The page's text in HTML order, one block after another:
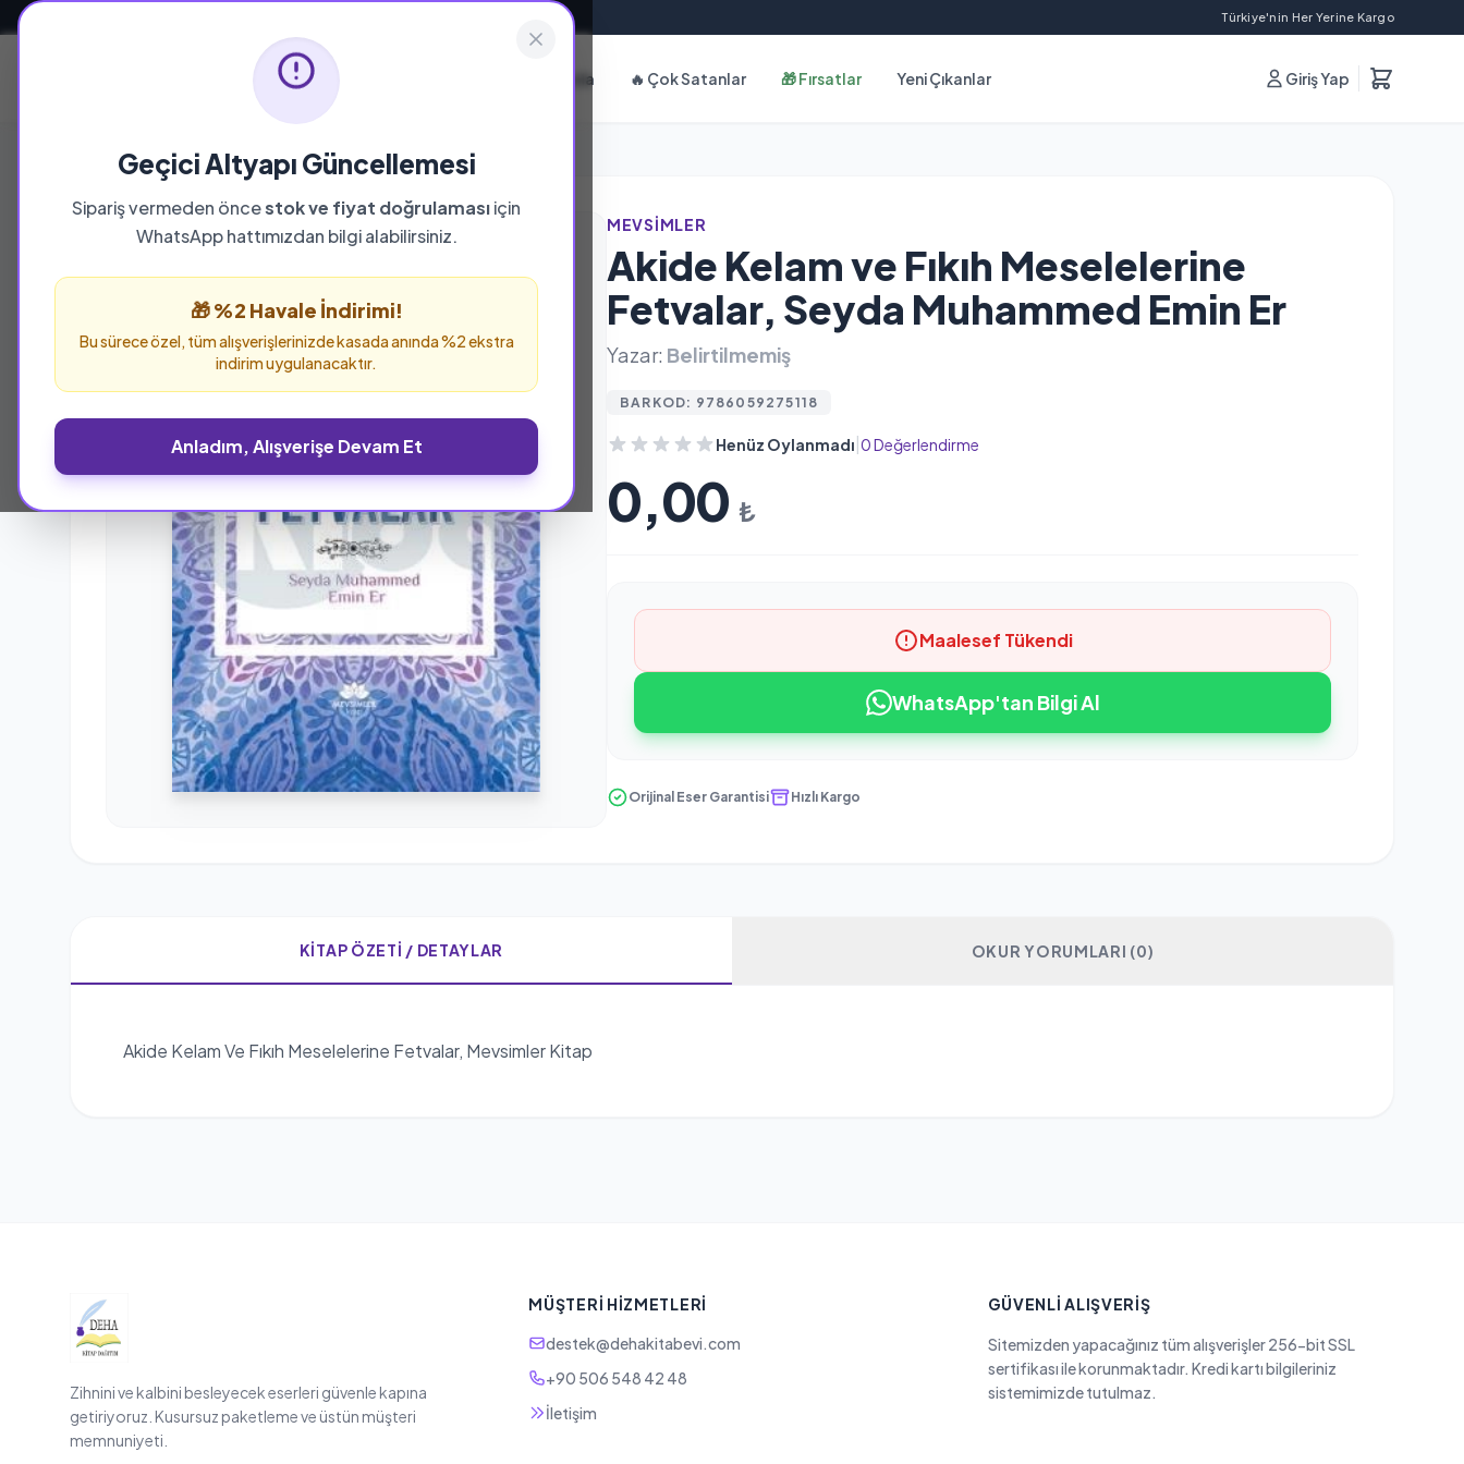
Geçici Altyapı Güncellemesi
Sipariş vermeden öncestok ve fiyat doğrulamasıiçin
WhatsApp hattımızdan bilgi alabilirsiniz.
🎁 %2 Havale İndirimi!
Bu sürece özel, tüm alışverişlerinizde kasada anında %2 ekstra
indirim uygulanacaktır.
Anladım, Alışverişe Devam Et
Türkiye'nin Her Yerine Kargo
Hakkımızda 🔥 Çok Satanlar 🎁 Fırsatlar Yeni Çıkanlar Giriş Yap
MEVSIMLER
Akide Kelam ve Fıkıh Meselelerine
Fetvalar, Seyda Muhammed Emin Er
Yazar: Belirtilmemiş
BARKOD: 9786059275118
Henüz Oylanmadı 0 Değerlendirme
0,00 ₺
Maalesef Tükendi
WhatsApp'tan Bilgi Al
Orijinal Eser Garantisi Hızlı Kargo
KITAP ÖZETI / DETAYLAR OKUR YORUMLARI (0)
Akide Kelam Ve Fıkıh Meselelerine Fetvalar, Mevsimler Kitap
Zihnini ve kalbini besleyecek eserleri güvenle kapına
getiriyoruz. Kusursuz paketleme ve üstün müşteri
memnuniyeti.
MÜŞTERI HIZMETLERI
destek@dehakitabevi.com
+90 506 548 42 48
İletişim
GÜVENLI ALIŞVERIŞ
Sitemizden yapacağınız tüm alışverişler 256-bit SSL
sertifikası ile korunmaktadır. Kredi kartı bilgileriniz
sistemimizde tutulmaz.